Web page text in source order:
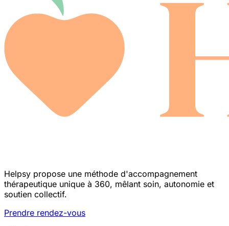
Helpsy propose une méthode d'accompagnement
thérapeutique unique à 360, mêlant soin, autonomie et
soutien collectif.
Prendre rendez-vous